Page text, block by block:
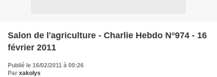
Salon de l'agriculture - Charlie Hebdo N°974 - 16
février 2011
Publié le 16/02/2011 à 00:26
Par xakolys